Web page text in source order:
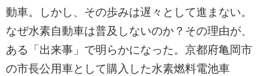
動車。しかし、その歩みは遅々として進まない。
なぜ水素自動車は普及しないのか？その理由が、
ある「出来事」で明らかになった。京都府亀岡市
の市長公用車として購入した水素燃料電池車